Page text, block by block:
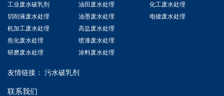
工业废水破乳剂
切削液废水处理
机加工废水处理
焦化废水处理
研磨废水处理
油田废水处理
油墨废水处理
高盐废水处理
喷漆废水处理
涂料废水处理
化工废水处理
电镀废水处理
友情链接： 污水破乳剂
联系我们